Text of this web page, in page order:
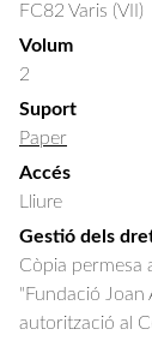
FC82 Varis (VII)
Volum
2
Suport
Paper
Accés
Lliure
Gestió dels
Còpia permesa
"Fundació Joan
autorització al